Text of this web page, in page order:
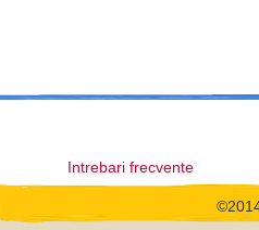
Intrebari frecvente